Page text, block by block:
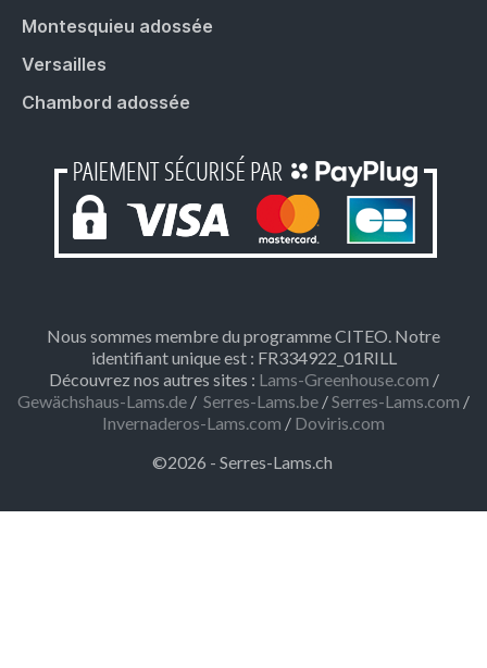
Montesquieu adossée
Versailles
Chambord adossée
Nous sommes membre du programme CITEO. Notre
identifiant unique est : FR334922_01RILL
Découvrez nos autres sites : Lams-Greenhouse.com /
Gewächshaus-Lams.de / Serres-Lams.be /Serres-Lams.com /
Invernaderos-Lams.com / Doviris.com
©2026 - Serres-Lams.ch